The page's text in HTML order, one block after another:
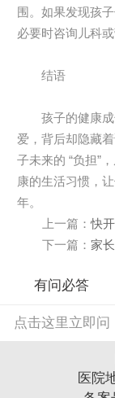
围。如果发现孩
必要时咨询儿科
结语
孩子的健康成
爱，背后却隐藏
子未来的 “负担”
康的生活习惯，
年。
上一篇：快
下一篇： 家
有问必答
点击这里立即问
医院